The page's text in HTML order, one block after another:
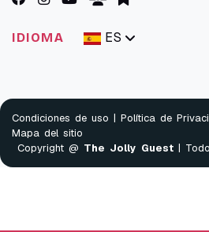
IDIOMA ES
Condiciones de uso | Política de
Mapa del sitio
Copyright @ The Jolly Guest |